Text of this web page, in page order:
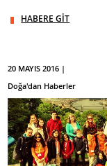
HABERE GİT
20 MAYIS 2016 |
Doğa'dan Haberler